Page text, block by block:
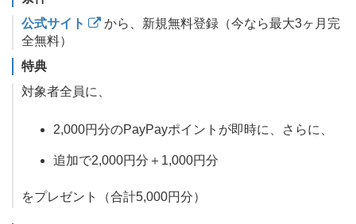
公式サイト
から、新規無料登録（今なら最大3ヶ月完
全無料）
特典
対象者全員に、
2,000円分のPayPayポイントが即時に、さらに、
追加で2,000円分＋1,000円分
をプレゼント（合計5,000円分）